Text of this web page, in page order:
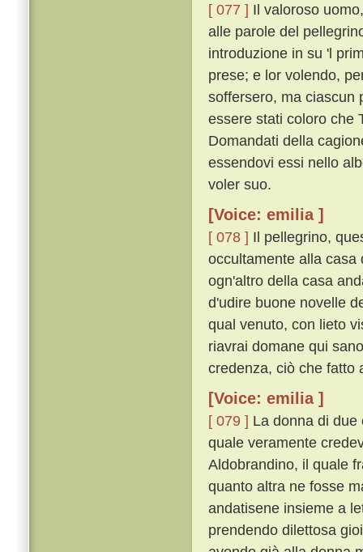
[ 077 ] Il valoroso
alle parole del
introduzione in su 'l
prese; e lor volendo,
soffersero, ma ciascun
essere stati coloro che
Domandati della
essendovi essi nello
voler suo.
[Voice: emilia ]
[ 078 ] Il pellegrino,
occultamente alla casa
ogn'altro della casa
d'udire buone novelle
qual venuto, con lieto
riavrai domane qui
credenza, ciò che fatto
[Voice: emilia ]
[ 079 ] La donna di
quale veramente
Aldobrandino, il quale
quanto altra ne fosse
andatisene insieme a
prendendo dilettosa